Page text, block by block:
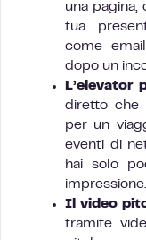
una pagina,
tua
come
dopo un
L’elevator
diretto che
per un
eventi di
hai solo
impressione.
Il video
tramite